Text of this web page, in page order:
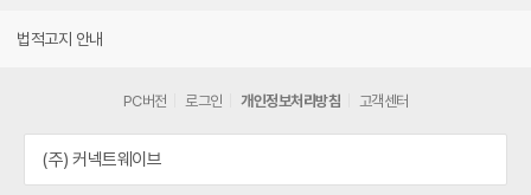
법적고지 안내
PC버전 로그인 개인정보처리방침 고객센터
(주) 커넥트웨이브